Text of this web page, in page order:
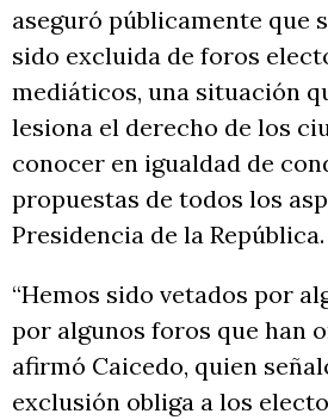
aseguró públicamente que
sido excluida de foros
mediáticos, una situación
lesiona el derecho de los
conocer en igualdad de
propuestas de todos los
Presidencia de la República.
“Hemos sido vetados por
por algunos foros que han
afirmó Caicedo, quien
exclusión obliga a los